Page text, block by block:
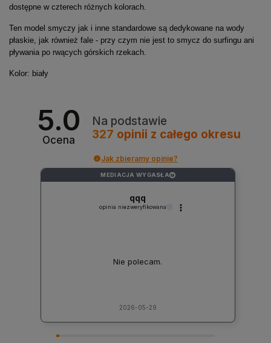
dostępne w czterech różnych kolorach.
Ten model smyczy jak i inne standardowe są dedykowane na wody
płaskie, jak również fale - przy czym nie jest to smycz do surfingu ani
pływania po rwących górskich rzekach.
Kolor: biały
5.0
Ocena
Na podstawie
327 opinii z całego okresu
Jak zbieramy opinie?
MEDIACJA WYGASŁA ?
qqq
opinia niezweryfikowana
Nie polecam.
2026-05-29